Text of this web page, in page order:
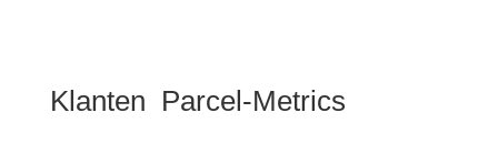
Klanten Parcel-Metrics